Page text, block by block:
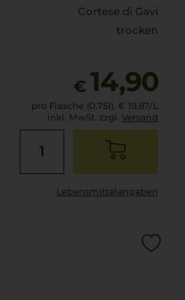
Cortese di Gavi
trocken
€ 14,90
pro Flasche (0.75l), € 19,87/L
inkl. MwSt. zzgl. Versand
Lebensmittel­angaben